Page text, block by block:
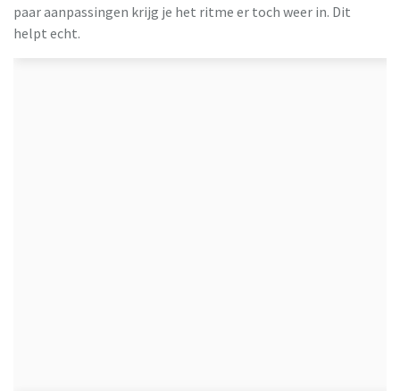
paar aanpassingen krijg je het ritme er toch weer in. Dit
helpt echt.